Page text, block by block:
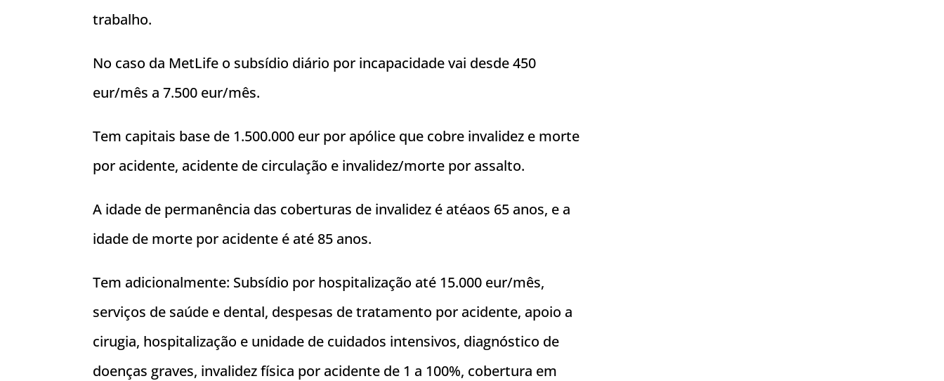
trabalho.
No caso da MetLife o subsídio diário por incapacidade vai desde 450
eur/mês a 7.500 eur/mês.
Tem capitais base de 1.500.000 eur por apólice que cobre invalidez e morte
por acidente, acidente de circulação e invalidez/morte por assalto.
A idade de permanência das coberturas de invalidez é atéaos 65 anos, e a
idade de morte por acidente é até 85 anos.
Tem adicionalmente: Subsídio por hospitalização até 15.000 eur/mês,
serviços de saúde e dental, despesas de tratamento por acidente, apoio a
cirugia, hospitalização e unidade de cuidados intensivos, diagnóstico de
doenças graves, invalidez física por acidente de 1 a 100%, cobertura em